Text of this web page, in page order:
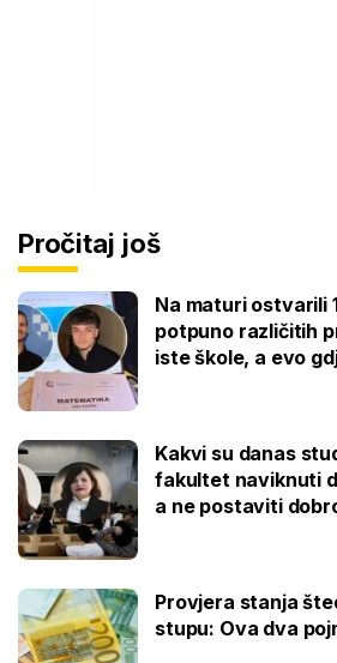
Pročitaj još
Na maturi ostvarili
potpuno različitih
iste škole, a evo
Kakvi su danas
fakultet naviknuti
a ne postaviti
Provjera stanja
stupu: Ova dva